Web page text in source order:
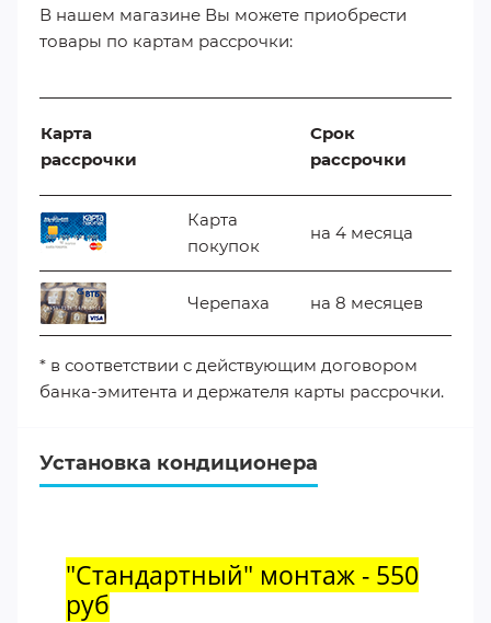
В нашем магазине Вы можете приобрести
товары по картам рассрочки:
Карта
рассрочки
Срок
рассрочки
Карта
покупок
на 4 месяца
Черепаха на 8 месяцев
* в соответствии с действующим договором
банка-эмитента и держателя карты рассрочки.
Установка кондиционера
"Стандартный" монтаж - 550
руб